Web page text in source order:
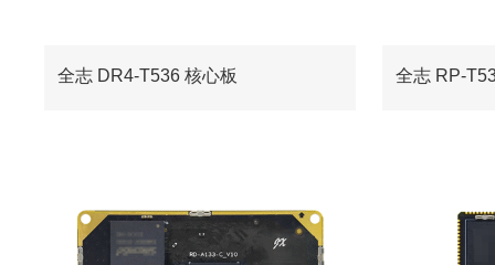
全志 DR4-T536 核心板 全志 RP-